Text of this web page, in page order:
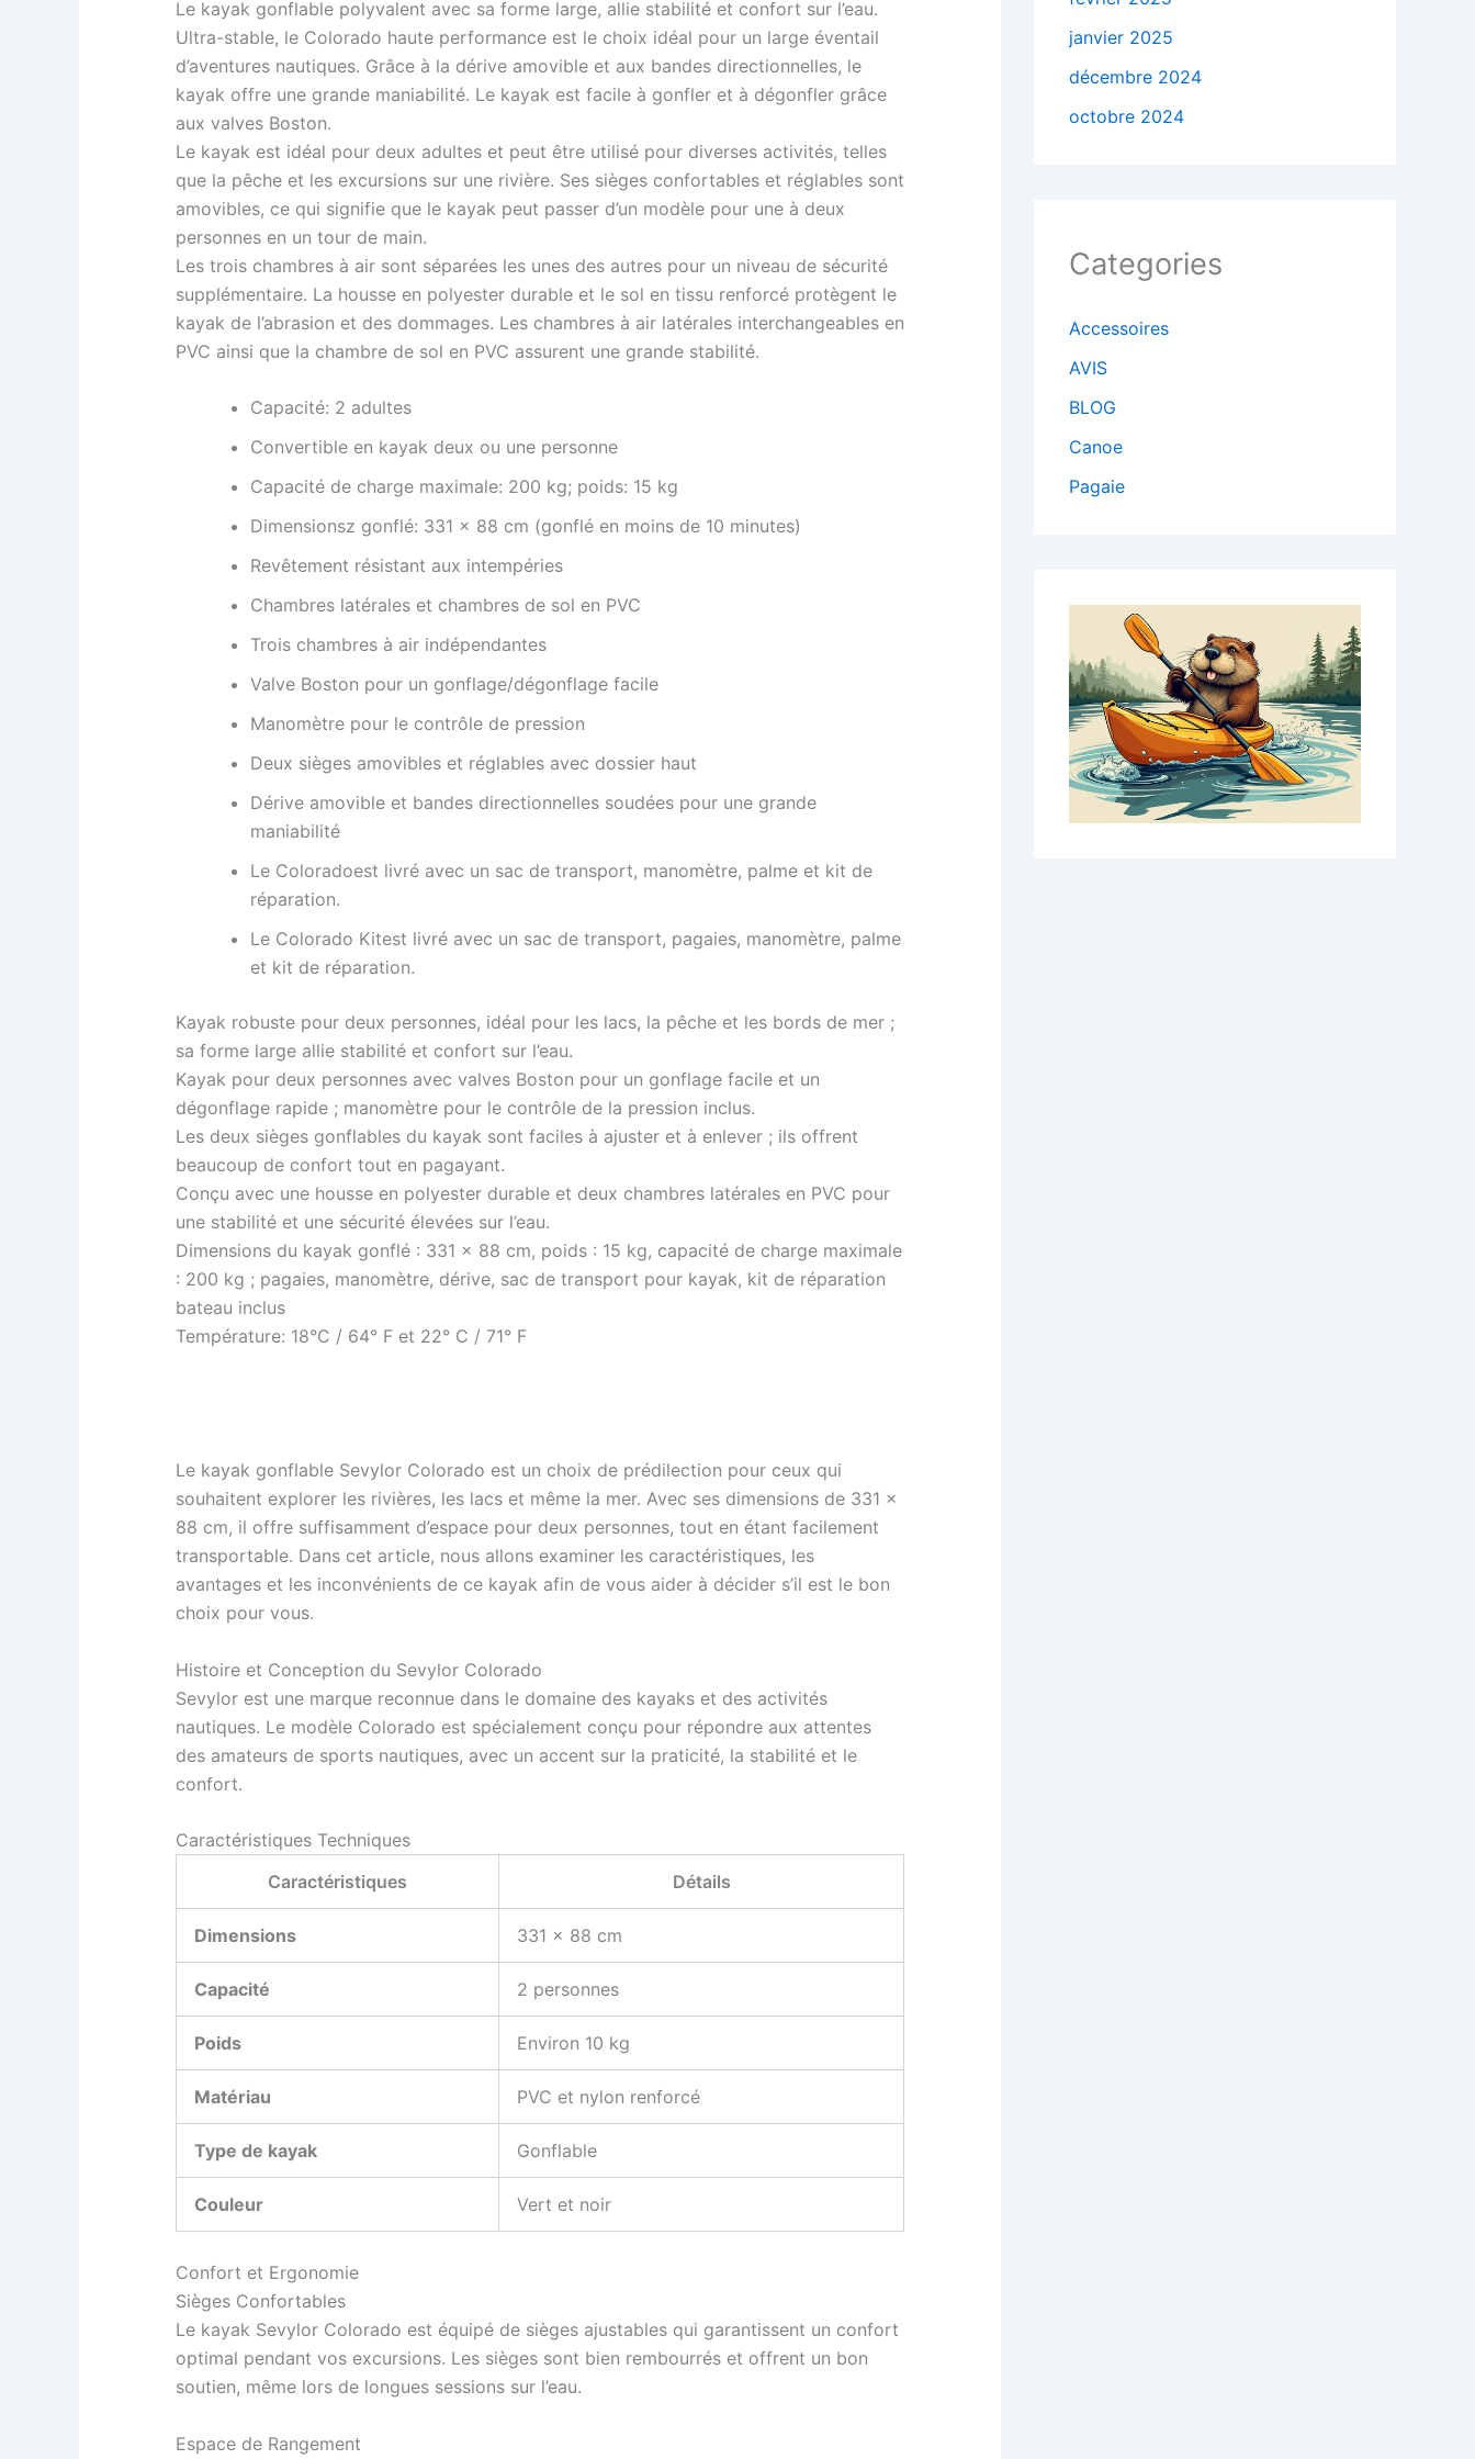
Le kayak gonflable polyvalent avec sa forme large, allie stabilité et confort sur l’eau.
Ultra-stable, le Colorado haute performance est le choix idéal pour un large éventail
d’aventures nautiques. Grâce à la dérive amovible et aux bandes directionnelles, le
kayak offre une grande maniabilité. Le kayak est facile à gonfler et à dégonfler grâce
aux valves Boston.
Le kayak est idéal pour deux adultes et peut être utilisé pour diverses activités, telles
que la pêche et les excursions sur une rivière. Ses sièges confortables et réglables sont
amovibles, ce qui signifie que le kayak peut passer d’un modèle pour une à deux
personnes en un tour de main.
Les trois chambres à air sont séparées les unes des autres pour un niveau de sécurité
supplémentaire. La housse en polyester durable et le sol en tissu renforcé protègent le
kayak de l’abrasion et des dommages. Les chambres à air latérales interchangeables en
PVC ainsi que la chambre de sol en PVC assurent une grande stabilité.
Capacité: 2 adultes
Convertible en kayak deux ou une personne
Capacité de charge maximale: 200 kg; poids: 15 kg
Dimensionsz gonflé: 331 x 88 cm (gonflé en moins de 10 minutes)
Revêtement résistant aux intempéries
Chambres latérales et chambres de sol en PVC
Trois chambres à air indépendantes
Valve Boston pour un gonflage/dégonflage facile
Manomètre pour le contrôle de pression
Deux sièges amovibles et réglables avec dossier haut
Dérive amovible et bandes directionnelles soudées pour une grande
maniabilité
Le Coloradoest livré avec un sac de transport, manomètre, palme et kit de
réparation.
Le Colorado Kitest livré avec un sac de transport, pagaies, manomètre, palme
et kit de réparation.
Kayak robuste pour deux personnes, idéal pour les lacs, la pêche et les bords de mer ;
sa forme large allie stabilité et confort sur l’eau.
Kayak pour deux personnes avec valves Boston pour un gonflage facile et un
dégonflage rapide ; manomètre pour le contrôle de la pression inclus.
Les deux sièges gonflables du kayak sont faciles à ajuster et à enlever ; ils offrent
beaucoup de confort tout en pagayant.
Conçu avec une housse en polyester durable et deux chambres latérales en PVC pour
une stabilité et une sécurité élevées sur l’eau.
Dimensions du kayak gonflé : 331 x 88 cm, poids : 15 kg, capacité de charge maximale
: 200 kg ; pagaies, manomètre, dérive, sac de transport pour kayak, kit de réparation
bateau inclus
Température: 18°C / 64° F et 22° C / 71° F
Le kayak gonflable Sevylor Colorado est un choix de prédilection pour ceux qui
souhaitent explorer les rivières, les lacs et même la mer. Avec ses dimensions de 331 x
88 cm, il offre suffisamment d’espace pour deux personnes, tout en étant facilement
transportable. Dans cet article, nous allons examiner les caractéristiques, les
avantages et les inconvénients de ce kayak afin de vous aider à décider s’il est le bon
choix pour vous.
Histoire et Conception du Sevylor Colorado
Sevylor est une marque reconnue dans le domaine des kayaks et des activités
nautiques. Le modèle Colorado est spécialement conçu pour répondre aux attentes
des amateurs de sports nautiques, avec un accent sur la praticité, la stabilité et le
confort.
Caractéristiques Techniques
Caractéristiques
Détails
Dimensions 331 x 88 cm
Capacité 2 personnes
Poids Environ 10 kg
Matériau PVC et nylon renforcé
Type de kayak Gonflable
Couleur Vert et noir
Confort et Ergonomie
Sièges Confortables
Le kayak Sevylor Colorado est équipé de sièges ajustables qui garantissent un confort
optimal pendant vos excursions. Les sièges sont bien rembourrés et offrent un bon
soutien, même lors de longues sessions sur l’eau.
Espace de Rangement
janvier 2025
décembre 2024
octobre 2024
Categories
Accessoires
AVIS
BLOG
Canoe
Pagaie